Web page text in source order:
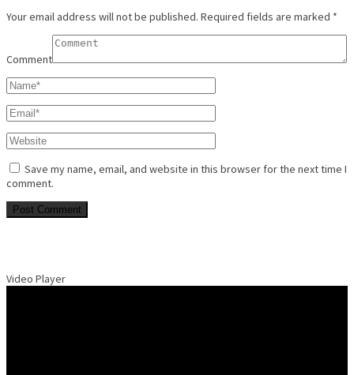
Your email address will not be published. Required fields are marked *
Comment
Save my name, email, and website in this browser for the next time I
comment.
Video Player